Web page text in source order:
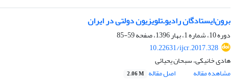
برون‌ایستادگان رادیو‌ـ‌تلویزیون دولتی در ایران
دوره 10، شماره 1، بهار 1396، صفحه
59-85
10.22631/ijcr.2017.328
هادی خانیکی، سبحان یحیائی
مشاهده مقاله
اصل مقاله 2.06 M